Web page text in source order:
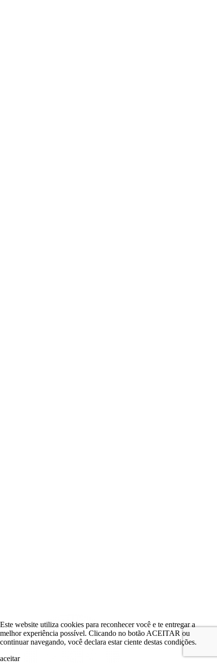
Este website utiliza cookies para reconhecer você e te entregar a
melhor experiência possível. Clicando no botão ACEITAR ou
continuar navegando, você declara estar ciente destas condições.
aceitar